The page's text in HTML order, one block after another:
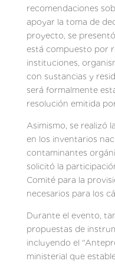
recomendaciones
apoyar la toma de
proyecto, se
está compuesto por
instituciones,
con sustancias y
será formalmente
resolución emitida
Asimismo, se realizó
en los inventarios
contaminantes
solicitó la
Comité para la
necesarios para los
Durante el evento,
propuestas de
incluyendo el
ministerial que